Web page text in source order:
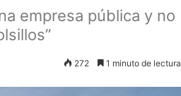
empresa pública y no
272 1 minuto de lectura